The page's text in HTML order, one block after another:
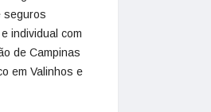
seguros
individual com
de Campinas
em Valinhos e